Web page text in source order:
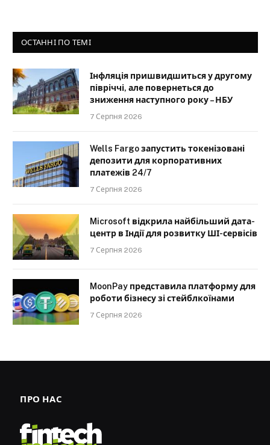
ОСТАННІ ПО ТЕМІ
Інфляція пришвидшиться у другому
півріччі, але повернеться до
зниження наступного року – НБУ
7 Серпня 2026
Wells Fargo запустить токенізовані
депозити для корпоративних
платежів 24/7
7 Серпня 2026
Microsoft відкрила найбільший дата-
центр в Індії для розвитку ШІ-сервісів
7 Серпня 2026
MoonPay представила платформу для
роботи бізнесу зі стейблкоїнами
7 Серпня 2026
ПРО НАС